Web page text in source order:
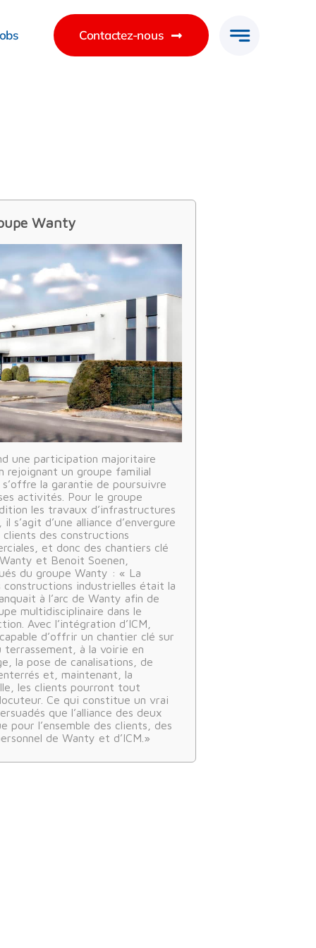
Contactez-nous
Wanty
une participation majoritaire
rejoignant un groupe familial
la garantie de poursuivre
activités. Pour le groupe
les travaux d’infrastructures
s’agit d’une alliance d’envergure
clients des constructions
et donc des chantiers clé
et Benoit Soenen,
du groupe Wanty : « La
industrielles était la
à l’arc de Wanty afin de
multidisciplinaire dans le
Avec l’intégration d’ICM,
d’offrir un chantier clé sur
terrassement, à la voirie en
la pose de canalisations, de
et, maintenant, la
les clients pourront tout
Ce qui constitue un vrai
que l’alliance des deux
pour l’ensemble des clients, des
de Wanty et d’ICM.»